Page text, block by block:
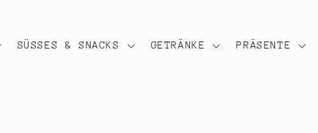
SÜSSES & SNACKS GETRÄNKE PRÄSENTE